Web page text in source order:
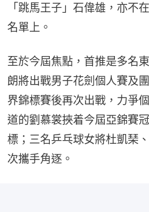
「跳馬王子」石偉雄，亦不
名單上。
至於今屆焦點，首推是多名
朗將出戰男子花劍個人賽及
界錦標賽後再次出戰，力爭
道的劉慕裳挾着今屆亞錦賽
標；三名乒乓球女將杜凱琹
次攜手角逐。